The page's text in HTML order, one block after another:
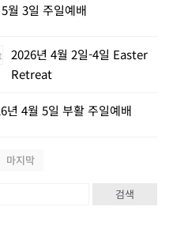
월 3일 주일예배
2026년 4월 2일-4일 Easter
Retreat
년 4월 5일 부활 주일예배
마지막
검색